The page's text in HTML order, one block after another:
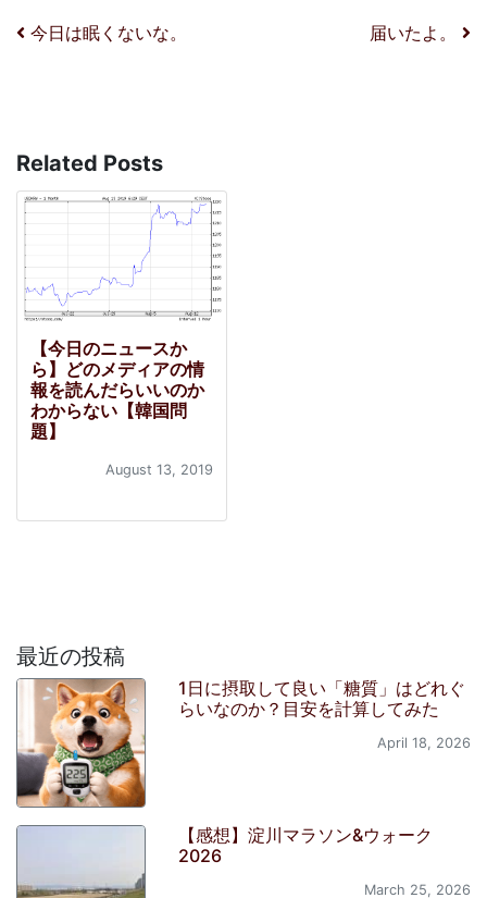
投稿ナビゲーション
今日は眠くないな。 届いたよ。
Related Posts
【今日のニュースか
ら】どのメディアの情
報を読んだらいいのか
わからない【韓国問
題】
August 13, 2019
最近の投稿
1日に摂取して良い「糖質」はどれぐ
らいなのか？目安を計算してみた
April 18, 2026
【感想】淀川マラソン&ウォーク
2026
March 25, 2026